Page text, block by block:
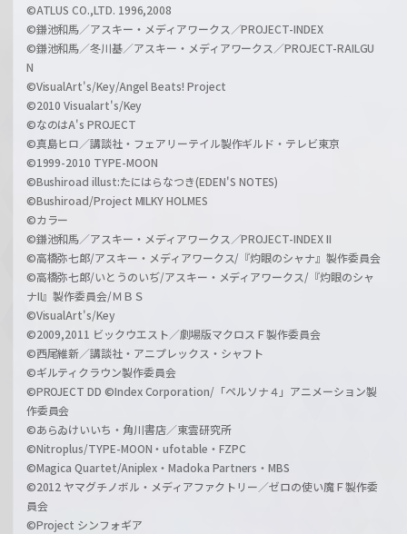
©ATLUS CO.,LTD. 1996,2008
©鎌池和馬／アスキー・メディアワークス／PROJECT-INDEX
©鎌池和馬／冬川基／アスキー・メディアワークス／PROJECT-RAILGU
N
©VisualArt's/Key/Angel Beats! Project
©2010 Visualart's/Key
©なのはA's PROJECT
©真島ヒロ／講談社・フェアリーテイル製作ギルド・テレビ東京
©1999-2010 TYPE-MOON
©Bushiroad illust:たにはらなつき(EDEN'S NOTES)
©Bushiroad/Project MILKY HOLMES
©カラー
©鎌池和馬／アスキー・メディアワークス／PROJECT-INDEX II
©高橋弥七郎/アスキー・メディアワークス/『灼眼のシャナ』製作委員会
©高橋弥七郎/いとうのいぢ/アスキー・メディアワークス/『灼眼のシャ
ナII』製作委員会/ＭＢＳ
©VisualArt's/Key
©2009,2011 ビックウエスト／劇場版マクロスＦ製作委員会
©西尾維新／講談社・アニプレックス・シャフト
©ギルティクラウン製作委員会
©PROJECT DD ©Index Corporation/「ペルソナ４」アニメーション製
作委員会
©あらゐけいいち・角川書店／東雲研究所
©Nitroplus/TYPE-MOON・ufotable・FZPC
©Magica Quartet/Aniplex・Madoka Partners・MBS
©2012 ヤマグチノボル・メディアファクトリー／ゼロの使い魔Ｆ製作委
員会
©Project シンフォギア